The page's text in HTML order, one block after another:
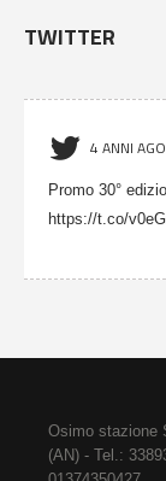
TWITTER
4 ANNI AGO
Promo 30°
https://t.co/
Osimo stazione
(AN) - Tel.: